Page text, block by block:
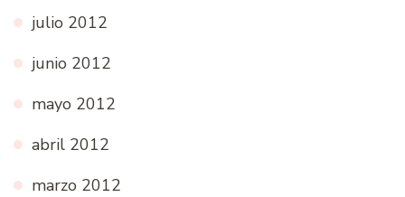
julio 2012
junio 2012
mayo 2012
abril 2012
marzo 2012